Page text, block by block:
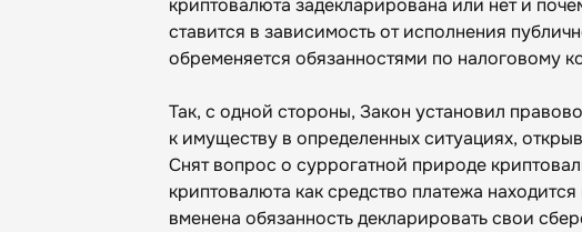
криптовалюта задекларирована или нет и
ставится в зависимость от исполнения
обременяется обязанностями по налоговому
Так, с одной стороны, Закон установил
к имуществу в определенных ситуациях,
Снят вопрос о суррогатной природе
криптовалюта как средство платежа
вменена обязанность декларировать свои